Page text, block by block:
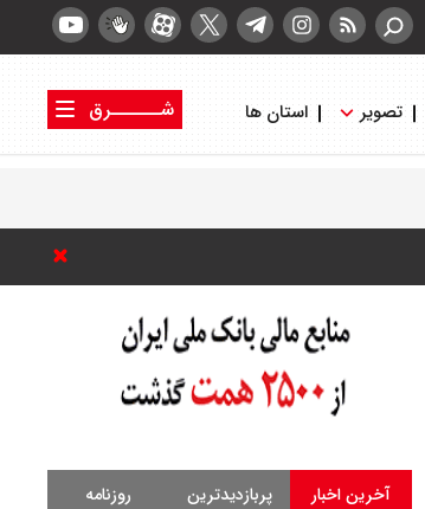
تصویر استان ها
شــــــرق
آخرین اخبار پربازدیدترین روزنامه